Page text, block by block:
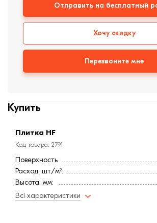
Отправить на бесплатный
Хочу скидку
Перезвоните мне
Купить
Плитка HF
Код товара: 2791
Поверхность
Расход, шт/м²:
Высота, мм:
Длина, мм:
Всі характеристики